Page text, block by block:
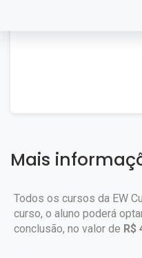
Mais
Todos os cursos da EW
curso, o aluno poderá
conclusão, no valor de R$